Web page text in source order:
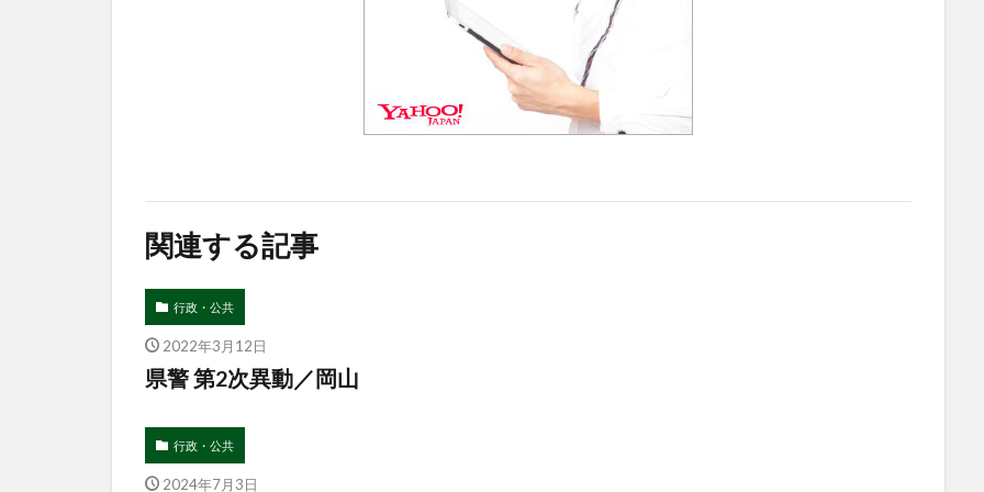
関連する記事
行政・公共
2022年3月12日
県警 第2次異動／岡山
行政・公共
2024年7月3日